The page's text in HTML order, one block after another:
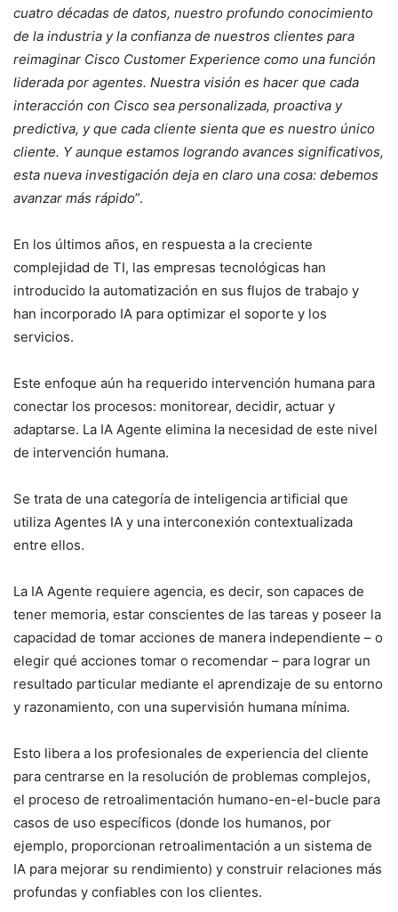
cuatro décadas de datos, nuestro profundo conocimiento
de la industria y la confianza de nuestros clientes para
reimaginar Cisco Customer Experience como una función
liderada por agentes. Nuestra visión es hacer que cada
interacción con Cisco sea personalizada, proactiva y
predictiva, y que cada cliente sienta que es nuestro único
cliente. Y aunque estamos logrando avances significativos,
esta nueva investigación deja en claro una cosa: debemos
avanzar más rápido”.
En los últimos años, en respuesta a la creciente
complejidad de TI, las empresas tecnológicas han
introducido la automatización en sus flujos de trabajo y
han incorporado IA para optimizar el soporte y los
servicios.
Este enfoque aún ha requerido intervención humana para
conectar los procesos: monitorear, decidir, actuar y
adaptarse. La IA Agente elimina la necesidad de este nivel
de intervención humana.
Se trata de una categoría de inteligencia artificial que
utiliza Agentes IA y una interconexión contextualizada
entre ellos.
La IA Agente requiere agencia, es decir, son capaces de
tener memoria, estar conscientes de las tareas y poseer la
capacidad de tomar acciones de manera independiente – o
elegir qué acciones tomar o recomendar – para lograr un
resultado particular mediante el aprendizaje de su entorno
y razonamiento, con una supervisión humana mínima.
Esto libera a los profesionales de experiencia del cliente
para centrarse en la resolución de problemas complejos,
el proceso de retroalimentación humano-en-el-bucle para
casos de uso específicos (donde los humanos, por
ejemplo, proporcionan retroalimentación a un sistema de
IA para mejorar su rendimiento) y construir relaciones más
profundas y confiables con los clientes.